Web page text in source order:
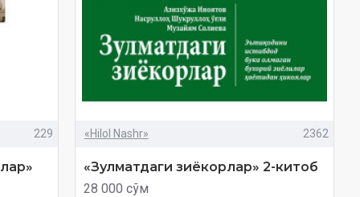
229 «Hilol Nashr» 2362
«Зулматдаги зиёкорлар» 2-китоб
28 000 сўм